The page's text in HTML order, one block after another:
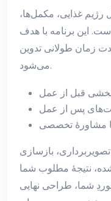
رژیم غذایی، مکمل‌ها،
این برنامه با هدف
زمان طولانی تدوین
می‌شود.
قبل از عمل
پس از عمل
مشاورهٔ تخصصی
بازسازی
نتیجهٔ مطلوب شما
شما، طراحی نهایی